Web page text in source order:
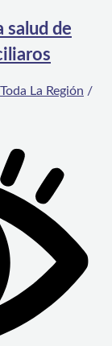
salud de
Toda La Región /